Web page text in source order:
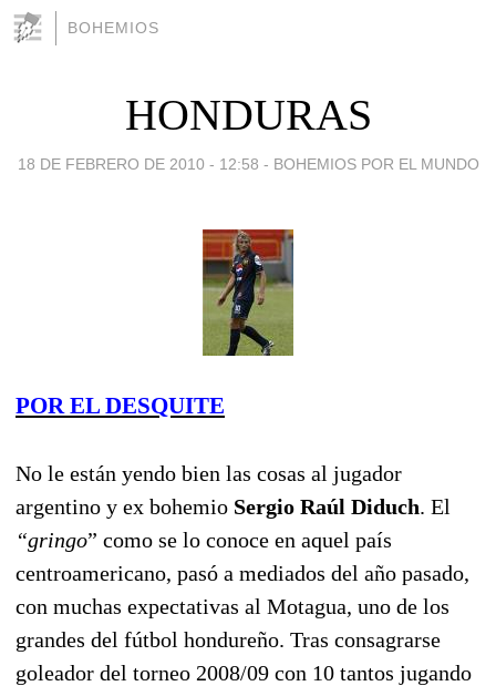
BOHEMIOS
HONDURAS
18 DE FEBRERO DE 2010 - 12:58 - BOHEMIOS POR EL MUNDO
POR EL DESQUITE
No le están yendo bien las cosas al jugador
argentino y ex bohemio Sergio Raúl Diduch. El
“gringo” como se lo conoce en aquel país
centroamericano, pasó a mediados del año pasado,
con muchas expectativas al Motagua, uno de los
grandes del fútbol hondureño. Tras consagrarse
goleador del torneo 2008/09 con 10 tantos jugando